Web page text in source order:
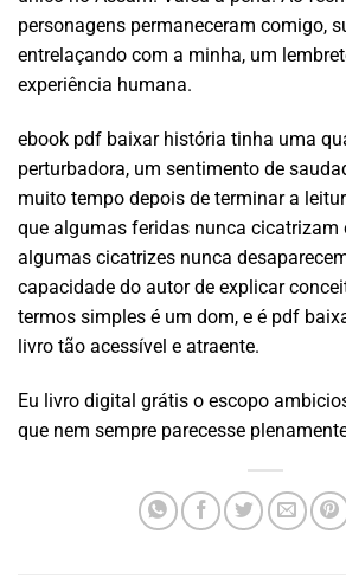
personagens permaneceram comigo,
entrelaçando com a minha, um
experiência humana.
ebook pdf baixar história tinha uma
perturbadora, um sentimento de
muito tempo depois de terminar a
que algumas feridas nunca cicatrizam
algumas cicatrizes nunca
capacidade do autor de explicar
termos simples é um dom, e é pdf
livro tão acessível e atraente.
Eu livro digital grátis o escopo
que nem sempre parecesse